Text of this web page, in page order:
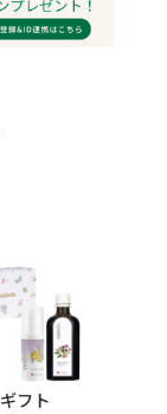
ギフト